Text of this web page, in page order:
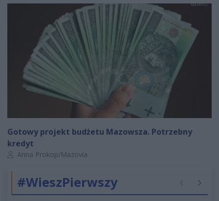
Gotowy projekt budżetu Mazowsza. Potrzebny
kredyt
Autor artykułu:
Anna Prokop/Mazovia
#WieszPierwszy Poprzednie